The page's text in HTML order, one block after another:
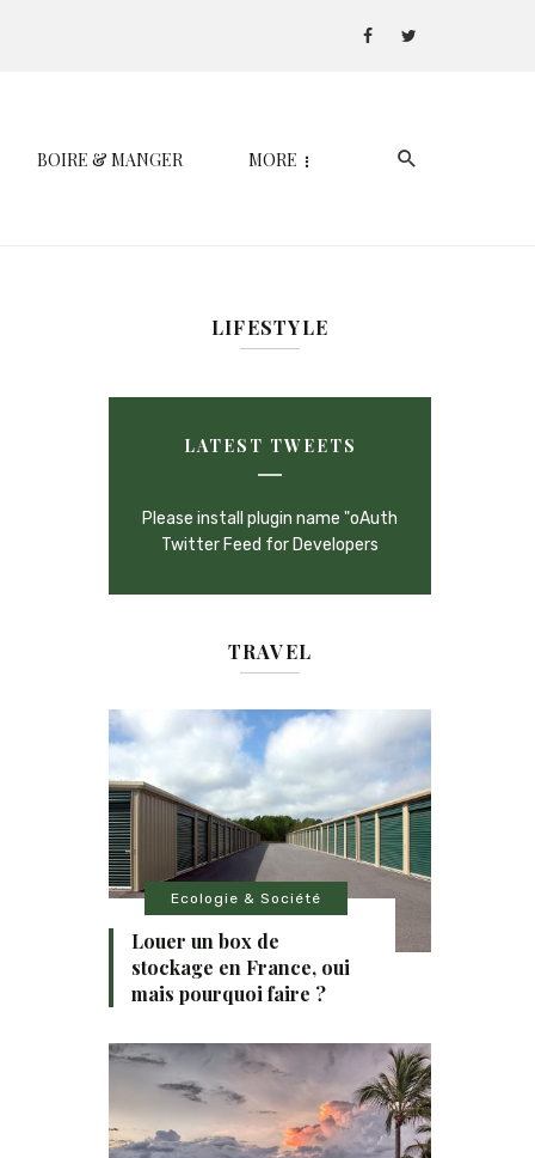
BOIRE & MANGER MORE
LIFESTYLE
LATEST TWEETS
Please install plugin name "oAuth
Twitter Feed for Developers
TRAVEL
Ecologie & Société
Louer un box de
stockage en France, oui
mais pourquoi faire ?